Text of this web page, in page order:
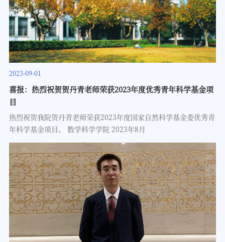
2023-09-01
喜报：热烈祝贺贺丹青老师荣获2023年度优秀青年科学基金项
目
热烈祝贺我院贺丹青老师荣获2023年度国家自然科学基金委优秀青
年科学基金项目。 数学科学学院 2023年8月